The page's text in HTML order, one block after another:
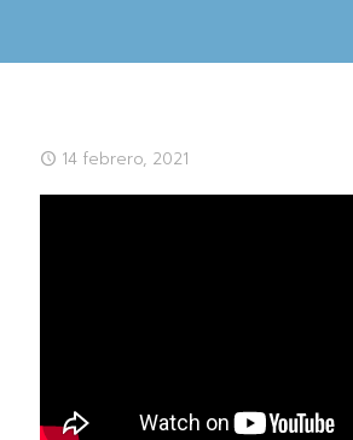
14 febrero, 2021